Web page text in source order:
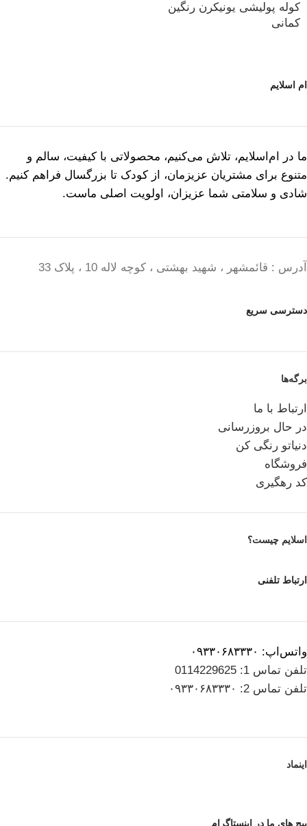
کوله پولیشی یونیکرن رنگین
کمانی
ام اسلایم
ما در ام‌اسلایم، تلاش می‌کنیم، محصولاتی با کیفیت، سالم و
متنوع برای مشتریان عزیزمان، از کودک تا بزرگسال فراهم کنیم.
شادی و سلامتی شما عزیزان، اولویت اصلی ماست.
آدرس : قائمشهر ، شهید بهشتی ، کوچه لاله 10 ، پلاک 33
دسترسی سریع
برگه‌ها
ارتباط با ما
در حال بروزرسانی
دنیاتو رنگی کن
فروشگاه
کد رهگیری
اسلایم چیست؟
ارتباط تلفنی
واتس‌اپ: ۰۹۳۳۰۶۸۳۳۳۰
تلفن تماس 1: 0114229625
تلفن تماس 2: ۰۹۳۳۰۶۸۳۳۳۰
اینماد
پیج های ما در اینستاگرام